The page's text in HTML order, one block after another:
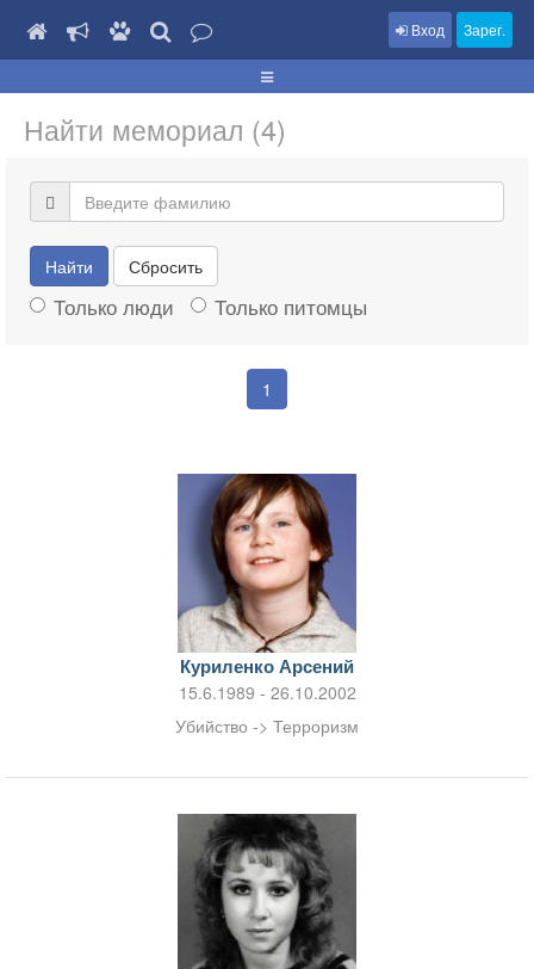
Вход Зарег.
Найти мемориал (4)
Найти Сбросить
Только люди Только питомцы
1
Куриленко Арсений
15.6.1989 - 26.10.2002
Убийство -> Терроризм